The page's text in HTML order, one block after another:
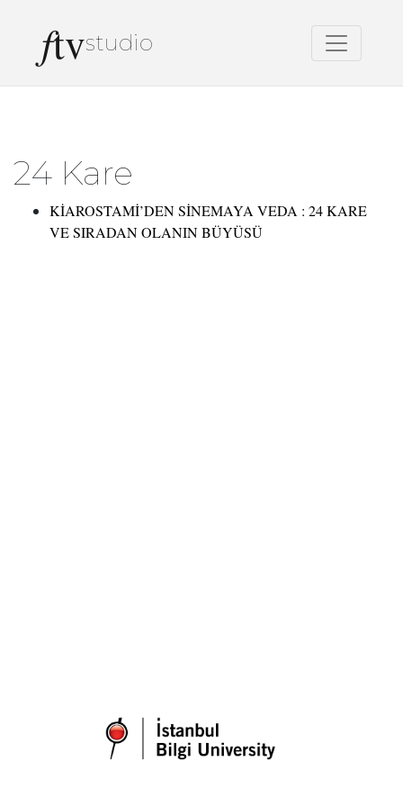
ftvstudio
24 Kare
KİAROSTAMİ’DEN SİNEMAYA VEDA : 24 KARE
VE SIRADAN OLANIN BÜYÜSÜ